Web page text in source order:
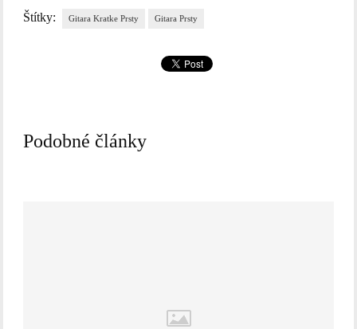
Štítky: Gitara Kratke Prsty Gitara Prsty
Podobné články